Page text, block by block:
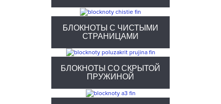
БЛОКНОТЫ С ЧИСТЫМИ
СТРАНИЦАМИ
БЛОКНОТЫ СО СКРЫТОЙ
ПРУЖИНОЙ